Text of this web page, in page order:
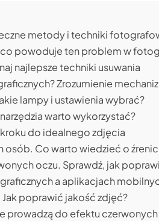
metody i techniki
co powoduje ten problem w
najlepsze techniki usuwania
Zrozumienie
lampy i ustawienia wybrać?
warto wykorzystać?
do idealnego zdjęcia
osób. Co warto wiedzieć o
oczu. Sprawdź, jak
a aplikacjach
poprawić jakość zdjęć?
do efektu czerwonych